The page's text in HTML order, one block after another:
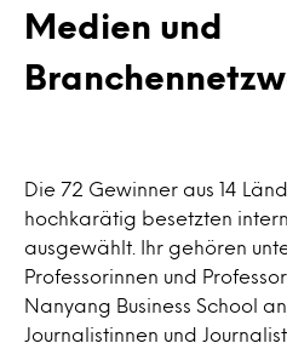
Medien und
Die 72 Gewinner aus 14
hochkarätig besetzten
ausgewählt. Ihr gehören
Professorinnen und
Nanyang Business School
Journalistinnen und